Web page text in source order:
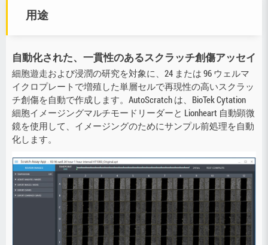
用途
自動化された、一貫性のあるスクラッチ創傷アッセイ
細胞遊走および浸潤の研究を対象に、24 または 96 ウェルマ
イクロプレートで増殖した単層セルで再現性の高いスクラッ
チ創傷を自動で作成します。AutoScratch は、BioTek Cytation
細胞イメージングマルチモードリーダーと Lionheart 自動顕微
鏡を使用して、イメージングのためにサンプル前処理を自動
化します。